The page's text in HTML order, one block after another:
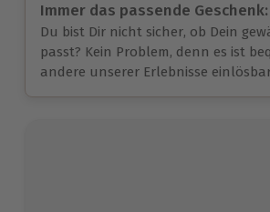
Immer das passende Geschenk:
Du bist Dir nicht sicher, ob Dein
passt? Kein Problem, denn es ist
andere unserer Erlebnisse